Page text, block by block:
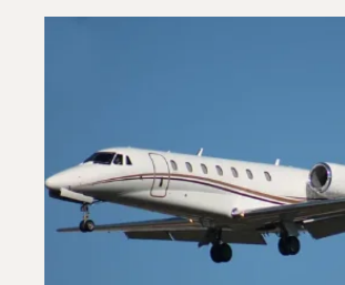
Аэропорт Гран-Канария : 3